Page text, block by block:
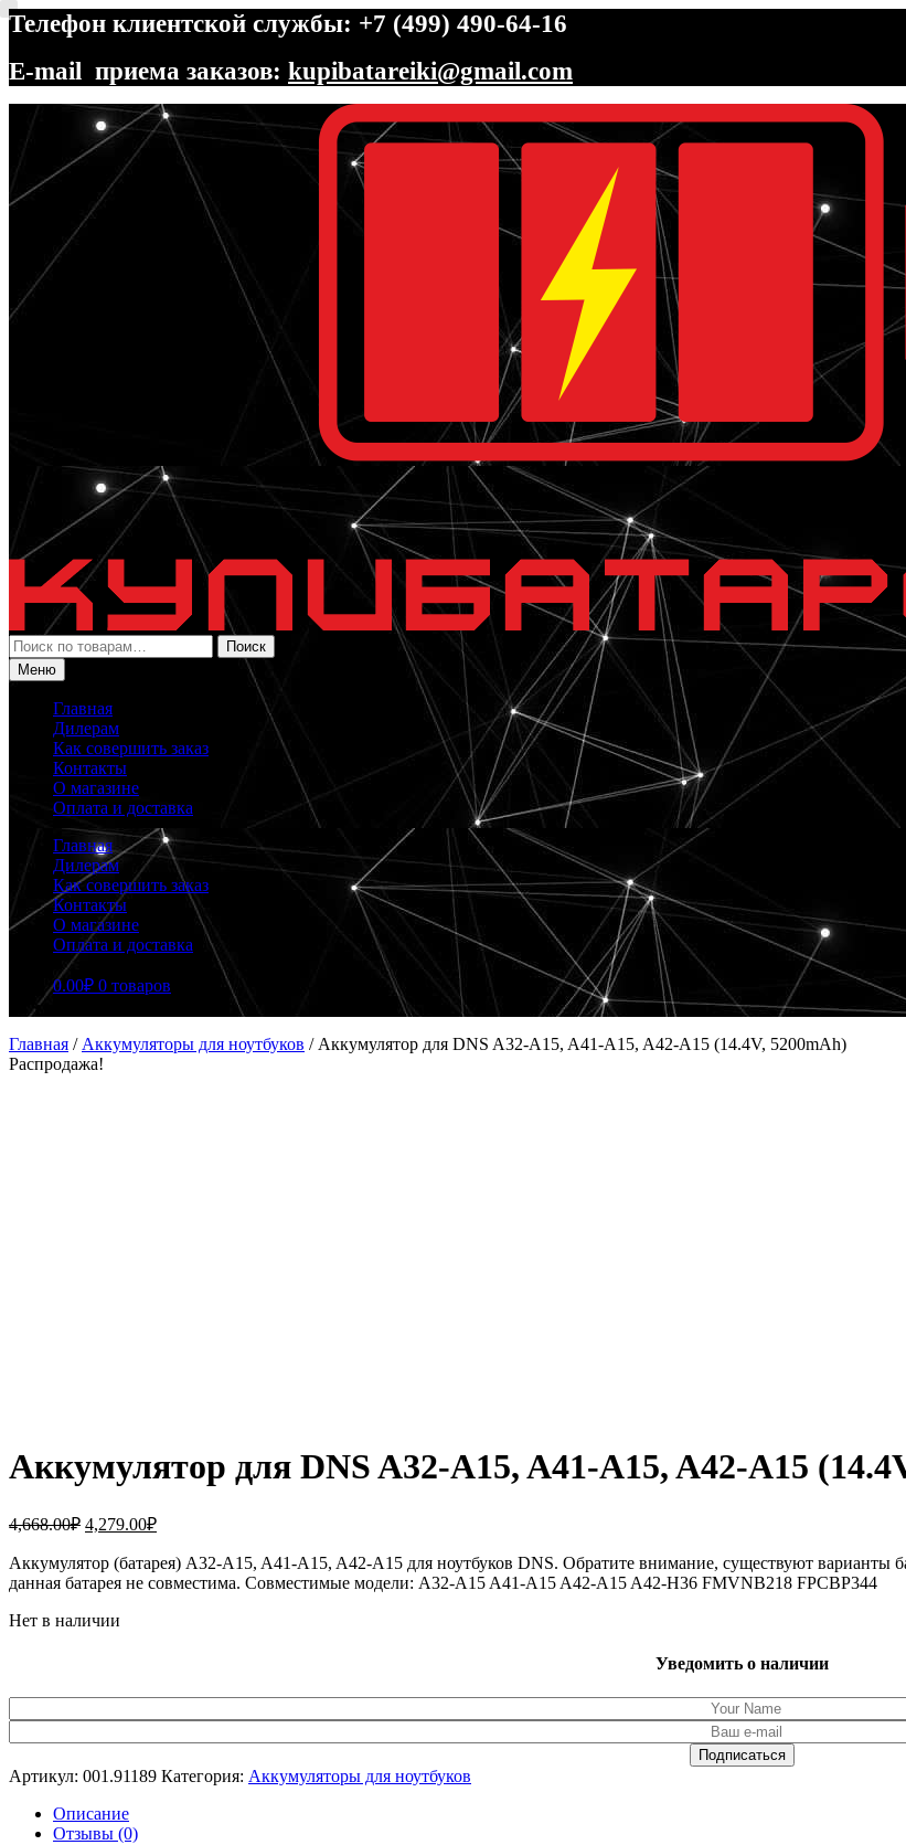
Телефон клиентской службы: +7 (499) 490-64-16
E-mail приема заказов: kupibatareiki@gmail.com
Перейти
навигации
Перейти
содержимому
Искать:
Поиск
Меню
Главная
Дилерам
Как совершить заказ
Контакты
О магазине
Оплата и доставка
Главная
Дилерам
Как совершить заказ
Контакты
О магазине
Оплата и доставка
0.00₽ 0 товаров
Главная / Аккумуляторы для ноутбуков / Аккумулятор для DNS A32-A15, A41-A15, A42-A15 (14.4V, 5200mAh)
Распродажа!
Аккумулятор для DNS A32-A15, A41-A15, A42-A15
4,668.00₽ Первоначальная
составляла
4,668.00₽.
4,279.00₽Текущая
4,279.00₽.
Аккумулятор (батарея) A32-A15, A41-A15, A42-A15 для ноутбуков DNS. Обратите внимание, существуют варианты
данная батарея не совместима. Совместимые модели: A32-A15 A41-A15 A42-A15 A42-H36 FMVNB218 FPCBP344
Нет в наличии
Уведомить о наличии
Артикул: 001.91189 Категория: Аккумуляторы для ноутбуков
Описание
Отзывы (0)